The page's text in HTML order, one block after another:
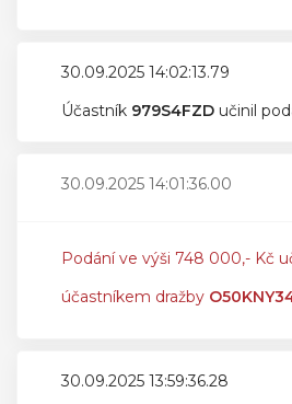
30.09.2025 14:02:13.79
Účastník 979S4FZD učinil
30.09.2025 14:01:36.00
Podání ve výši 748 000,- Kč
účastníkem dražby
30.09.2025 13:59:36.28